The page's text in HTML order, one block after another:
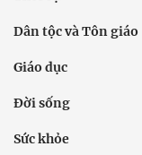
Dân tộc và Tôn giáo
Giáo dục
Đời sống
Sức khỏe